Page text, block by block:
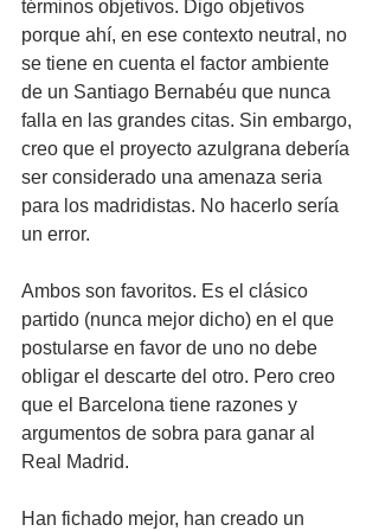
términos objetivos. Digo objetivos
porque ahí, en ese contexto neutral, no
se tiene en cuenta el factor ambiente
de un Santiago Bernabéu que nunca
falla en las grandes citas. Sin embargo,
creo que el proyecto azulgrana debería
ser considerado una amenaza seria
para los madridistas. No hacerlo sería
un error.
Ambos son favoritos. Es el clásico
partido (nunca mejor dicho) en el que
postularse en favor de uno no debe
obligar el descarte del otro. Pero creo
que el Barcelona tiene razones y
argumentos de sobra para ganar al
Real Madrid.
Han fichado mejor, han creado un